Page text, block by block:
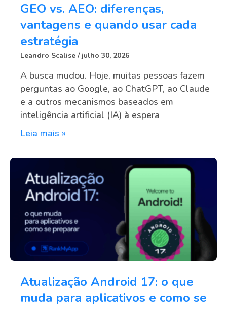
GEO vs. AEO: diferenças,
vantagens e quando usar cada
estratégia
Leandro Scalise julho 30, 2026
A busca mudou. Hoje, muitas pessoas fazem
perguntas ao Google, ao ChatGPT, ao Claude
e a outros mecanismos baseados em
inteligência artificial (IA) à espera
Leia mais »
Atualização Android 17: o que
muda para aplicativos e como se